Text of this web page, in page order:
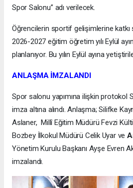
Spor Salonu” adı verilecek.
Öğrencilerin sportif gelişimlerine
2026-2027 eğitim öğretim yılı Eylül
planlanıyor. Bu yılın Eylül ayına
ANLAŞMA İMZALANDI
Spor salonu yapımına ilişkin protokol
imza altına alındı. Anlaşma; Silifke
Aslaner, Millî Eğitim Müdürü Fevzi
Bozbey İlkokul Müdürü Celik Uyar ve
Yönetim Kurulu Başkanı Ayşe Evren
imzalandı.